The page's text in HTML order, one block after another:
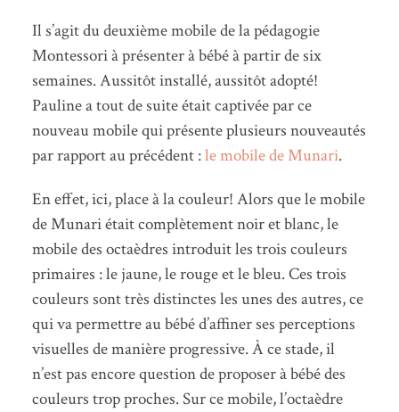
Il s’agit du deuxième mobile de la pédagogie
Montessori à présenter à bébé à partir de six
semaines. Aussitôt installé, aussitôt adopté!
Pauline a tout de suite était captivée par ce
nouveau mobile qui présente plusieurs nouveautés
par rapport au précédent :le mobile de Munari.
En effet, ici, place à la couleur! Alors que le mobile
de Munari était complètement noir et blanc, le
mobile des octaèdres introduit les trois couleurs
primaires : le jaune, le rouge et le bleu. Ces trois
couleurs sont très distinctes les unes des autres, ce
qui va permettre au bébé d’affiner ses perceptions
visuelles de manière progressive. À ce stade, il
n’est pas encore question de proposer à bébé des
couleurs trop proches. Sur ce mobile, l’octaèdre